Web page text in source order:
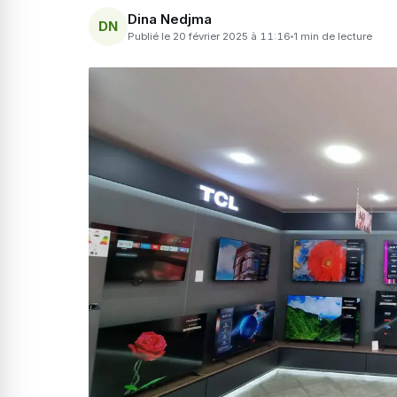
DN Dina Nedjma
Publié le 20 février 2025 à 11:16 1 min de lecture